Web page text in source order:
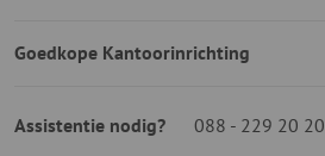
Goedkope Kantoorinrichting
Assistentie nodig? 088 - 229 20 20